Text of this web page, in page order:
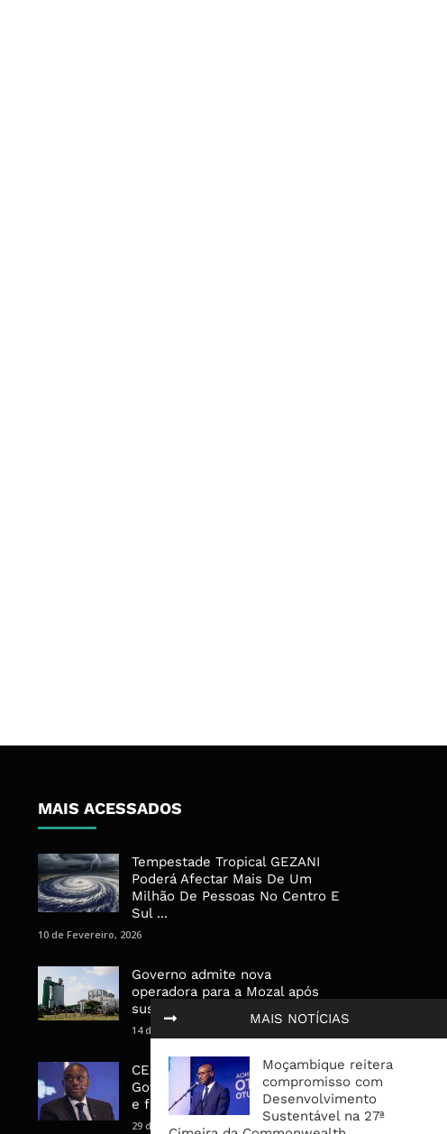
MAIS NOTÍCIAS
Moçambique reitera
compromisso com
Desenvolvimento
Sustentável na 27ª
MAIS ACESSADOS
Tempestade Tropical GEZANI
Poderá Afectar Mais De Um
Milhão De Pessoas No Centro E
Sul ...
10 de Fevereiro, 2026
Governo admite nova
operadora para a Mozal após
suspensão das operações
14 de Março, 2026
CEO do Standard Bank pede ao
Governo que “saia do caminho”
e facilite os negócios
29 de Janeiro, 2025